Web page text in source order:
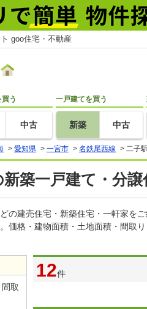
goo住宅・不動産
う
中古
一戸建てを買う
新築 中古
> 愛知県 > 一宮市 > 名鉄尾西線 > 二子
築一戸建て・分
の建売住宅・新築住宅・一軒家を
価格・建物面積・土地面積・間取
12件
取